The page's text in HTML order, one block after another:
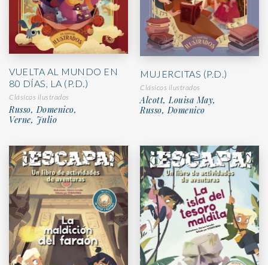
VUELTA AL MUNDO EN
80 DÍAS, LA (P.D.)
Clásicos ilustrados
Russo, Domenico,
Verne, Julio
MUJERCITAS (P.D.)
Clásicos ilustrados
Alcott, Louisa May,
Russo, Domenico